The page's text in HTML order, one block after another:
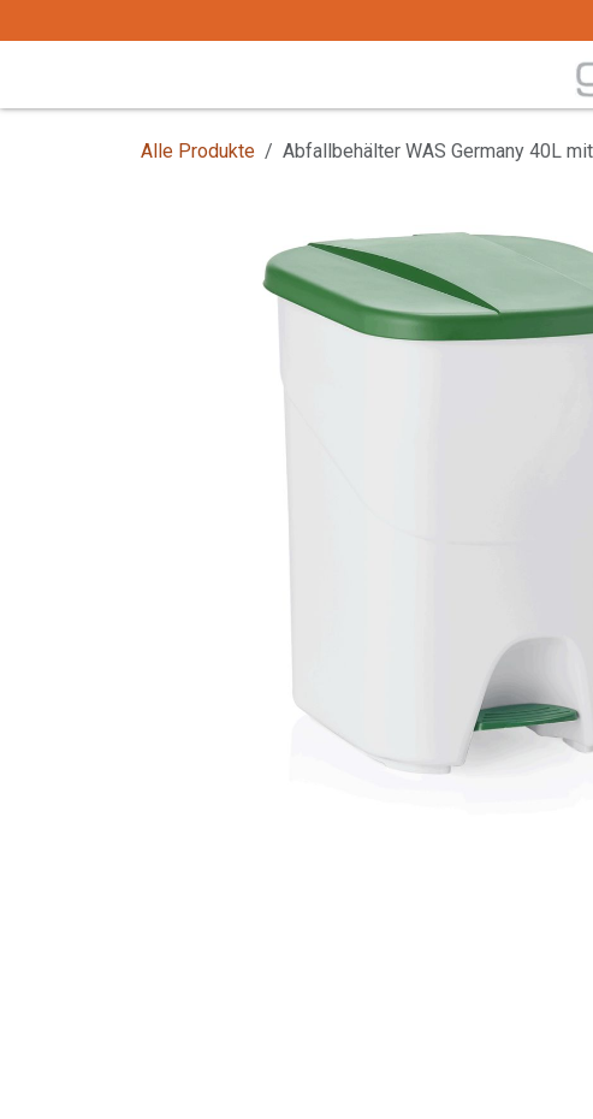
Alle Produkte Abfallbehälter WAS Germany 40L